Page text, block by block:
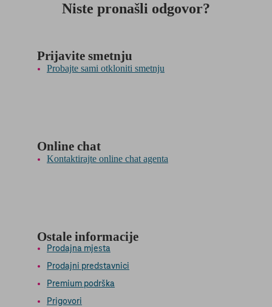
Niste pronašli odgovor?
Prijavite smetnju
Probajte sami otkloniti smetnju
Online chat
Kontaktirajte online chat agenta
Ostale informacije
Prodajna mjesta
Prodajni predstavnici
Premium podrška
Prigovori